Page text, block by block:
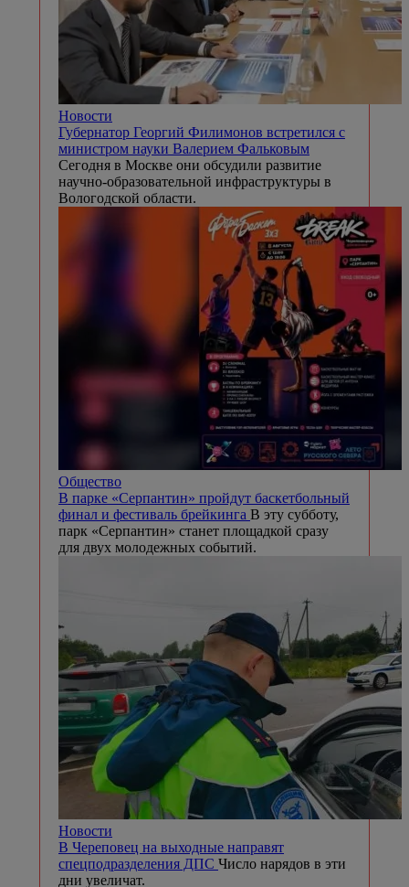
Новости
Губернатор Георгий Филимонов встретился с
министром науки Валерием Фальковым
Сегодня в Москве они обсудили развитие
научно-образовательной инфраструктуры в
Вологодской области.
Общество
В парке «Серпантин» пройдут баскетбольный
финал и фестиваль брейкинга В эту субботу,
парк «Серпантин» станет площадкой сразу
для двух молодежных событий.
Новости
В Череповец на выходные направят
спецподразделения ДПС Число нарядов в эти
дни увеличат.